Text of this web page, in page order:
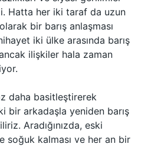
Hatta her iki taraf da uzun
bir barış anlaşması
iki ülke arasında barış
ilişkiler hala zaman
daha basitleştirerek
bir arkadaşla yeniden barış
Aradığınızda, eski
soğuk kalması ve her an bir